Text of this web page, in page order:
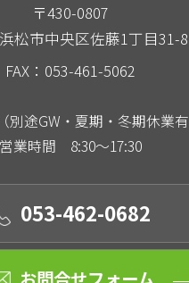
〒430-0807
松市中央区佐藤1丁目31-8
FAX：053-461-5062
別途GW・夏期・冬期休業有
営業時間 8:30～17:30
053-462-0682